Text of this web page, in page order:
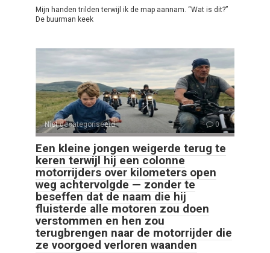
Mijn handen trilden terwijl ik de map aannam. “Wat is dit?”
De buurman keek
Niet gecategoriseerd 0
Een kleine jongen weigerde terug te
keren terwijl hij een colonne
motorrijders over kilometers open
weg achtervolgde — zonder te
beseffen dat de naam die hij
fluisterde alle motoren zou doen
verstommen en hen zou
terugbrengen naar de motorrijder die
ze voorgoed verloren waanden